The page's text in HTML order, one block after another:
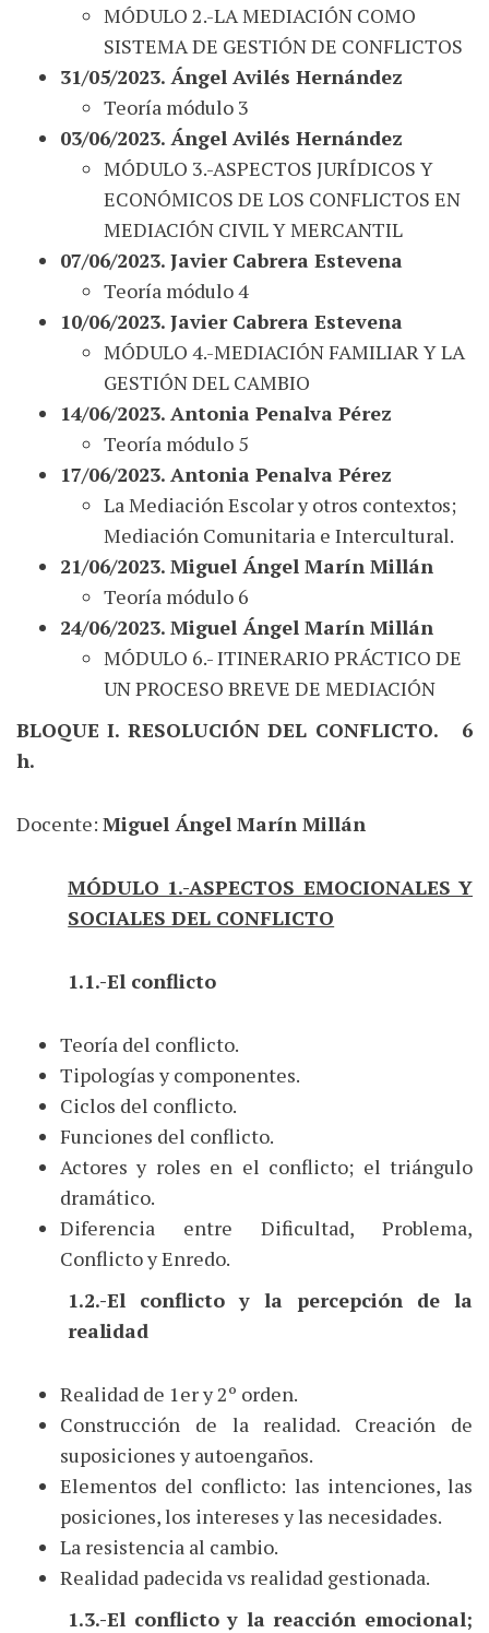
MÓDULO 2.-LA MEDIACIÓN COMO
SISTEMA DE GESTIÓN DE CONFLICTOS
31/05/2023. Ángel Avilés Hernández
Teoría módulo 3
03/06/2023. Ángel Avilés Hernández
MÓDULO 3.-ASPECTOS JURÍDICOS Y
ECONÓMICOS DE LOS CONFLICTOS EN
MEDIACIÓN CIVIL Y MERCANTIL
07/06/2023. Javier Cabrera Estevena
Teoría módulo 4
10/06/2023. Javier Cabrera Estevena
MÓDULO 4.-MEDIACIÓN FAMILIAR Y LA
GESTIÓN DEL CAMBIO
14/06/2023. Antonia Penalva Pérez
Teoría módulo 5
17/06/2023. Antonia Penalva Pérez
La Mediación Escolar y otros contextos;
Mediación Comunitaria e Intercultural.
21/06/2023. Miguel Ángel Marín Millán
Teoría módulo 6
24/06/2023. Miguel Ángel Marín Millán
MÓDULO 6.- ITINERARIO PRÁCTICO DE
UN PROCESO BREVE DE MEDIACIÓN
BLOQUE I. RESOLUCIÓN DEL CONFLICTO. 6
h.
Docente: Miguel Ángel Marín Millán
MÓDULO 1.-ASPECTOS EMOCIONALES Y
SOCIALES DEL CONFLICTO
1.1.-El conflicto
Teoría del conflicto.
Tipologías y componentes.
Ciclos del conflicto.
Funciones del conflicto.
Actores y roles en el conflicto; el triángulo
dramático.
Diferencia entre Dificultad, Problema,
Conflicto y Enredo.
1.2.-El conflicto y la percepción de la
realidad
Realidad de 1er y 2º orden.
Construcción de la realidad. Creación de
suposiciones y autoengaños.
Elementos del conflicto: las intenciones, las
posiciones, los intereses y las necesidades.
La resistencia al cambio.
Realidad padecida vs realidad gestionada.
1.3.-El conflicto y la reacción emocional;